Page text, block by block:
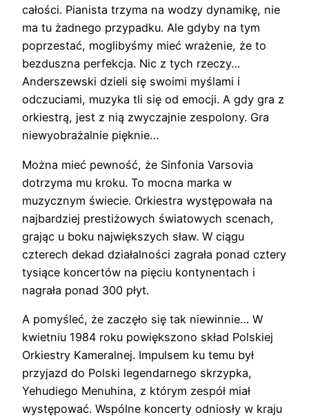
całości. Pianista trzyma na wodzy dynamikę, nie
ma tu żadnego przypadku. Ale gdyby na tym
poprzestać, moglibyśmy mieć wrażenie, że to
bezduszna perfekcja. Nic z tych rzeczy…
Anderszewski dzieli się swoimi myślami i
odczuciami, muzyka tli się od emocji. A gdy gra z
orkiestrą, jest z nią zwyczajnie zespolony. Gra
niewyobrażalnie pięknie…
Można mieć pewność, że Sinfonia Varsovia
dotrzyma mu kroku. To mocna marka w
muzycznym świecie. Orkiestra występowała na
najbardziej prestiżowych światowych scenach,
grając u boku największych sław. W ciągu
czterech dekad działalności zagrała ponad cztery
tysiące koncertów na pięciu kontynentach i
nagrała ponad 300 płyt.
A pomyśleć, że zaczęło się tak niewinnie… W
kwietniu 1984 roku powiększono skład Polskiej
Orkiestry Kameralnej. Impulsem ku temu był
przyjazd do Polski legendarnego skrzypka,
Yehudiego Menuhina, z którym zespół miał
występować. Wspólne koncerty odniosły w kraju